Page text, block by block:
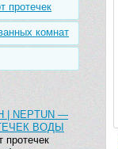
протечек
комнат
NEPTUN —
ВОДЫ
протечек